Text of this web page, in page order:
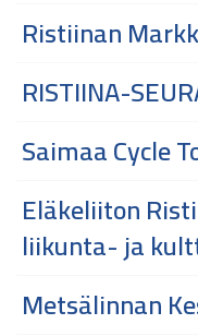
Ristiinan
RISTIINA-
Saimaa Cycle
Eläkeliiton
liikunta- ja
Metsälinnan